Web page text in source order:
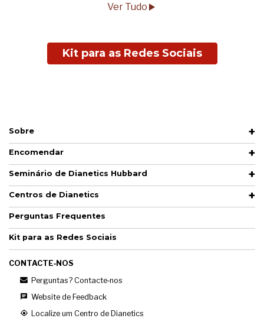
Ver Tudo
Kit para as Redes Sociais
Sobre
Encomendar
Seminário de Dianetics Hubbard
Centros de Dianetics
Perguntas Frequentes
Kit para as Redes Sociais
CONTACTE‑NOS
Perguntas? Contacte‑nos
Website de Feedback
Localize um Centro de Dianetics